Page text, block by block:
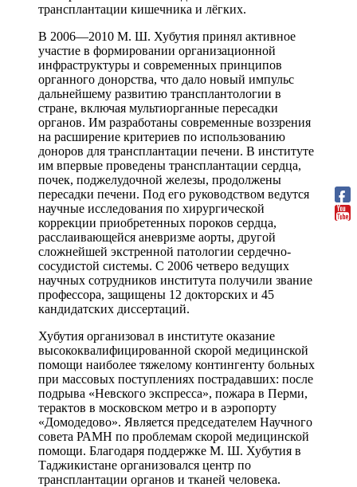
трансплантации кишечника и лёгких.
В 2006—2010 М. Ш. Хубутия принял активное
участие в формировании организационной
инфраструктуры и современных принципов
органного донорства, что дало новый импульс
дальнейшему развитию трансплантологии в
стране, включая мультиорганные пересадки
органов. Им разработаны современные воззрения
на расширение критериев по использованию
доноров для трансплантации печени. В институте
им впервые проведены трансплантации сердца,
почек, поджелудочной железы, продолжены
пересадки печени. Под его руководством ведутся
научные исследования по хирургической
коррекции приобретенных пороков сердца,
расслаивающейся аневризме аорты, другой
сложнейшей экстренной патологии сердечно-
сосудистой системы. С 2006 четверо ведущих
научных сотрудников института получили звание
профессора, защищены 12 докторских и 45
кандидатских диссертаций.
Хубутия организовал в институте оказание
высококвалифицированной скорой медицинской
помощи наиболее тяжелому контингенту больных
при массовых поступлениях пострадавших: после
подрыва «Невского экспресса», пожара в Перми,
терактов в московском метро и в аэропорту
«Домодедово». Является председателем Научного
совета РАМН по проблемам скорой медицинской
помощи. Благодаря поддержке М. Ш. Хубутия в
Таджикистане организовался центр по
трансплантации органов и тканей человека.